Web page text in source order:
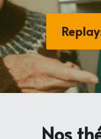
Nos